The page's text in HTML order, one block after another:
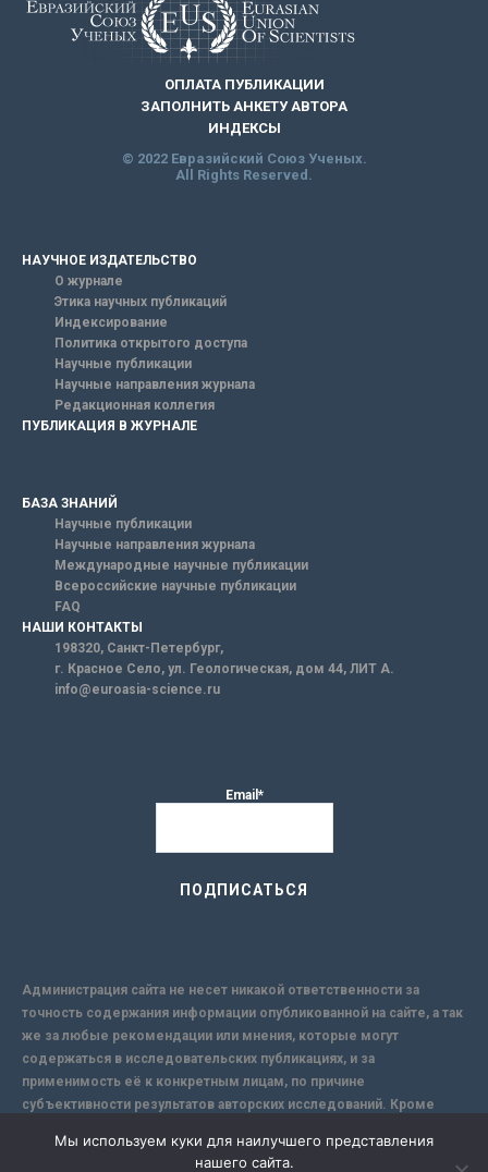
ОПЛАТА ПУБЛИКАЦИИ
ЗАПОЛНИТЬ АНКЕТУ АВТОРА
ИНДЕКСЫ
© 2022 Евразийский Союз Ученых.
All Rights Reserved.
НАУЧНОЕ ИЗДАТЕЛЬСТВО
О журнале
Этика научных публикаций
Индексирование
Политика открытого доступа
Научные публикации
Научные направления журнала
Редакционная коллегия
ПУБЛИКАЦИЯ В ЖУРНАЛЕ
БАЗА ЗНАНИЙ
Научные публикации
Научные направления журнала
Международные научные публикации
Всероссийские научные публикации
FAQ
НАШИ КОНТАКТЫ
198320, Санкт-Петербург,
г. Красное Село, ул. Геологическая, дом 44, ЛИТ А.
info@euroasia-science.ru
Email*
Администрация сайта не несет никакой ответственности за
точность содержания информации опубликованной на сайте, а так
же за любые рекомендации или мнения, которые могут
содержаться в исследовательских публикациях, и за
применимость её к конкретным лицам, по причине
субъективности результатов авторских исследований. Кроме
надежной защиты информации, Сайт не несет ответственности за
Мы используем куки для наилучшего представления
нашего сайта.